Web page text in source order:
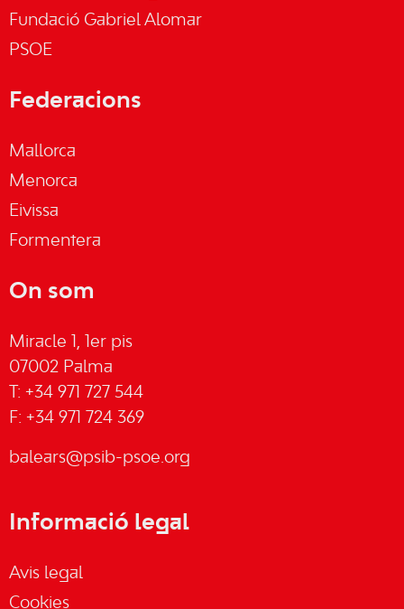
Fundació Gabriel Alomar
PSOE
Federacions
Mallorca
Menorca
Eivissa
Formentera
On som
Miracle 1, 1er pis
07002 Palma
T: +34 971 727 544
F: +34 971 724 369
balears@psib-psoe.org
Informació legal
Avis legal
Cookies